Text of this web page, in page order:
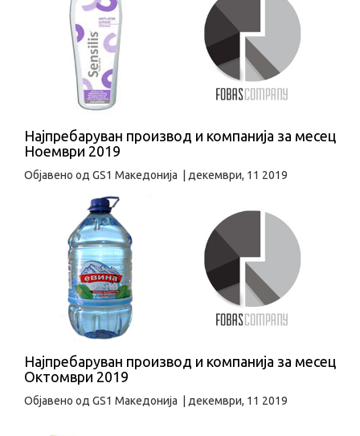
Најпребаруван производ и компанија за месец
Ноември 2019
Објавено од GS1 Македонија декември, 11 2019
Најпребаруван производ и компанија за месец
Октомври 2019
Објавено од GS1 Македонија декември, 11 2019